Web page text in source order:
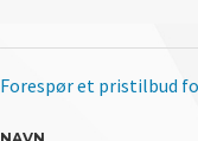
Forespør et pristilbud